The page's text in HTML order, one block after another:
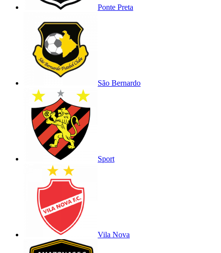
Ponte Preta
São Bernardo
Sport
Vila Nova